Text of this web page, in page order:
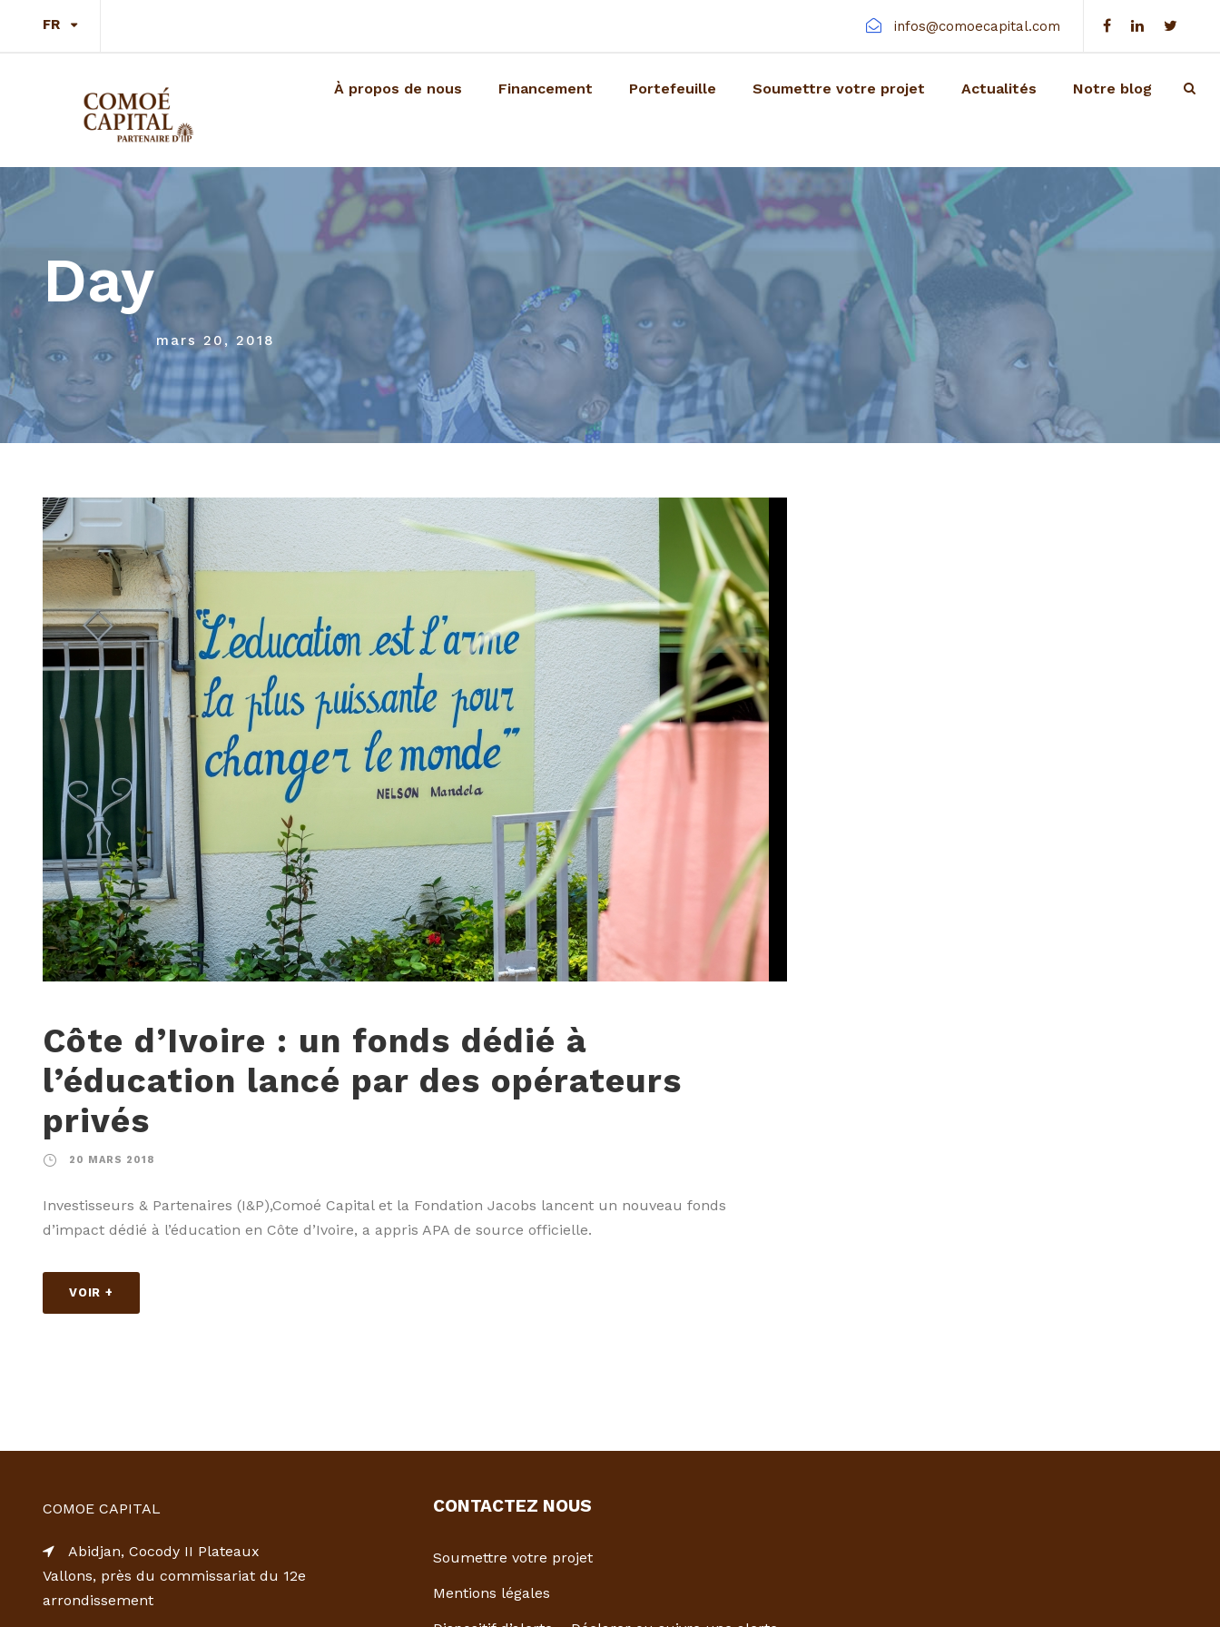
FR infos@comoecapital.com
À propos de nous Financement Portefeuille Soumettre votre projet Actualités Notre blog
Day
mars 20, 2018
Côte d’Ivoire : un fonds dédié à
l’éducation lancé par des opérateurs
privés
20 MARS 2018
Investisseurs & Partenaires (I&P),Comoé Capital et la Fondation Jacobs lancent un nouveau fonds
d’impact dédié à l’éducation en Côte d’Ivoire, a appris APA de source officielle.
VOIR +
COMOE CAPITAL
Abidjan, Cocody II Plateaux
Vallons, près du commissariat du 12e
arrondissement
CONTACTEZ NOUS
Soumettre votre projet
Mentions légales